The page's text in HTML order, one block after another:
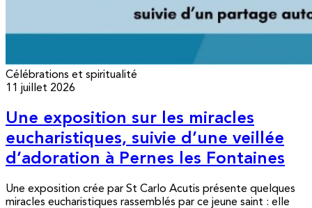
Célébrations et spiritualité
11 juillet 2026
Une exposition sur les miracles
eucharistiques, suivie d’une veillée
d’adoration à Pernes les Fontaines
Une exposition crée par St Carlo Acutis présente quelques
miracles eucharistiques rassemblés par ce jeune saint : elle